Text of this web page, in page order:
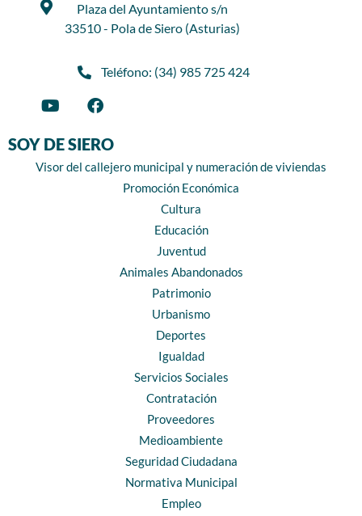
Plaza del Ayuntamiento s/n
33510 - Pola de Siero (Asturias)
Teléfono: (34) 985 725 424
SOY DE SIERO
Visor del callejero municipal y numeración de viviendas
Promoción Económica
Cultura
Educación
Juventud
Animales Abandonados
Patrimonio
Urbanismo
Deportes
Igualdad
Servicios Sociales
Contratación
Proveedores
Medioambiente
Seguridad Ciudadana
Normativa Municipal
Empleo